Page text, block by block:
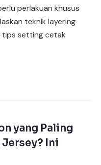
perlakuan khusus
teknik layering
tips setting cetak
yang Paling
Ini